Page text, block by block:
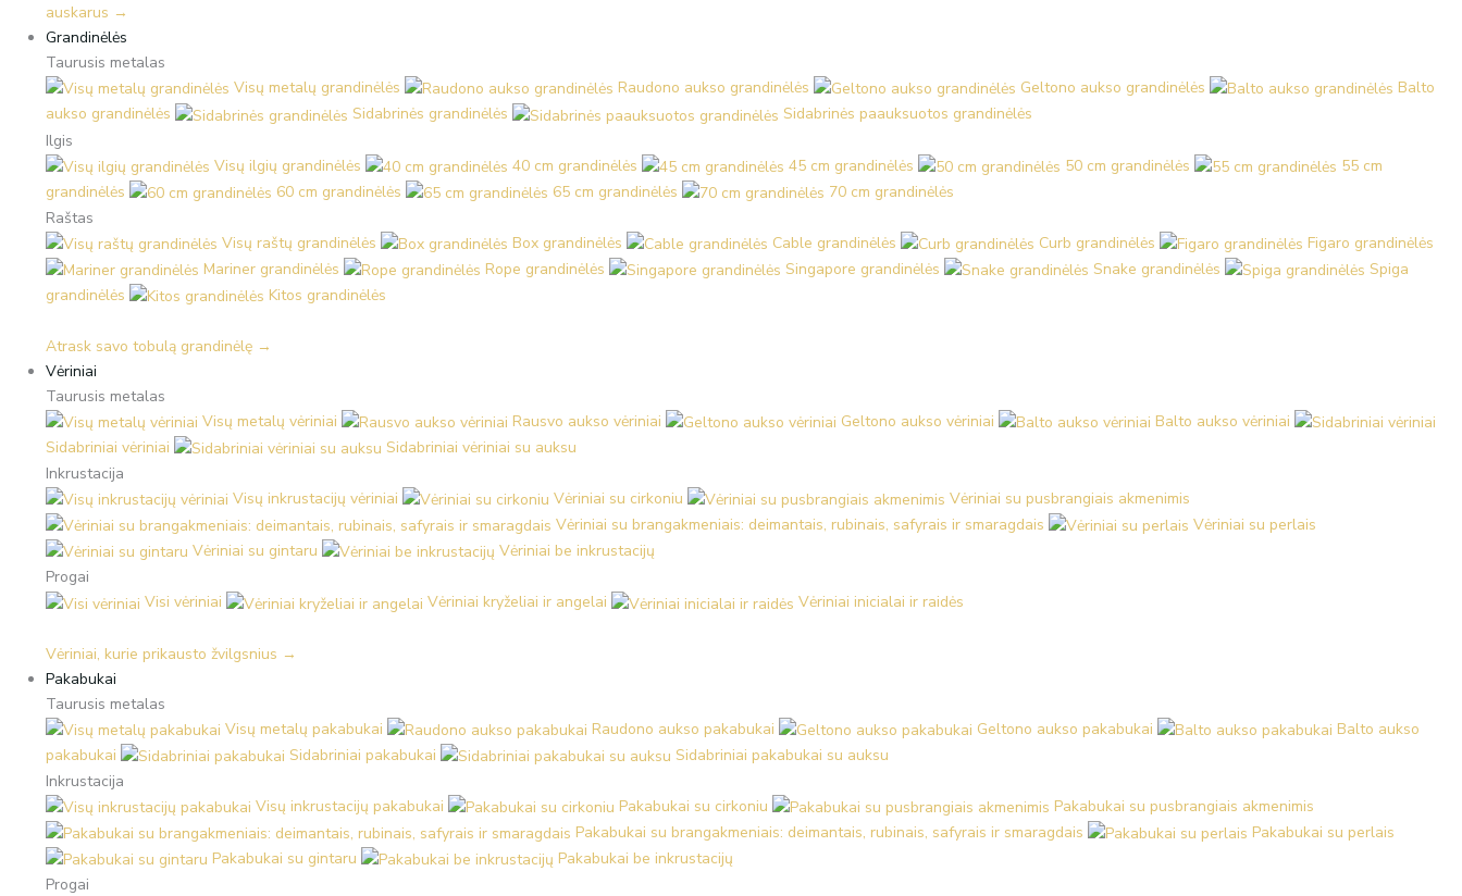
auskarus →
Grandinėlės
Taurusis metalas
Visų metalų grandinėlės
Raudono aukso grandinėlės Geltono aukso grandinėlės
Balto
aukso grandinėlės
Sidabrinės grandinėlės
Sidabrinės paauksuotos grandinėlės
Ilgis
Visų ilgių grandinėlės
40 cm grandinėlės 45 cm grandinėlės 50 cm grandinėlės
55 cm
grandinėlės
60 cm grandinėlės 65 cm grandinėlės
70 cm grandinėlės
Raštas
Visų raštų grandinėlės
Box grandinėlės Cable grandinėlės Curb grandinėlės
Figaro grandinėlės
Mariner grandinėlės
Rope grandinėlės Singapore grandinėlės Snake grandinėlės
Spiga
grandinėlės
Kitos grandinėlės
Atrask savo tobulą grandinėlę →
Vėriniai
Taurusis metalas
Visų metalų vėriniai
Rausvo aukso vėriniai Geltono aukso vėriniai
Balto aukso vėriniai
Sidabriniai vėriniai
Sidabriniai vėriniai su auksu
Inkrustacija
Visų inkrustacijų vėriniai
Vėriniai su cirkoniu
Vėriniai su pusbrangiais akmenimis
Vėriniai su brangakmeniais: deimantais, rubinais, safyrais ir smaragdais
Vėriniai su perlais
Vėriniai su gintaru
Vėriniai be inkrustacijų
Progai
Visi vėriniai
Vėriniai kryželiai ir angelai Vėriniai inicialai ir raidės
Vėriniai, kurie prikausto žvilgsnius →
Pakabukai
Taurusis metalas
Visų metalų pakabukai
Raudono aukso pakabukai Geltono aukso pakabukai
Balto aukso
pakabukai
Sidabriniai pakabukai
Sidabriniai pakabukai su auksu
Inkrustacija
Visų inkrustacijų pakabukai
Pakabukai su cirkoniu
Pakabukai su pusbrangiais akmenimis
Pakabukai su brangakmeniais: deimantais, rubinais, safyrais ir smaragdais
Pakabukai su perlais
Pakabukai su gintaru
Pakabukai be inkrustacijų
Progai